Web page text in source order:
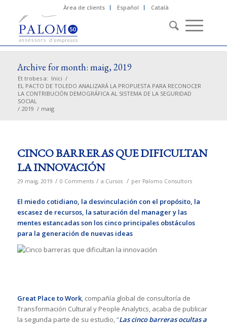
Àrea de clients Español Català
Archive for month: maig, 2019
Et trobes a: Inici /
EL PACTO DE TOLEDO ANALIZARÁ LA PROPUESTA PARA RECONOCER
LA CONTRIBUCIÓN DEMOGRÁFICA AL SISTEMA DE LA SEGURIDAD
SOCIAL
/ 2019 / maig
CINCO BARRERAS QUE DIFICULTAN
LA INNOVACIÓN
29 maig, 2019 / 0 Comments / a Cursos / per Palomo Consultors
El miedo cotidiano, la desvinculación con el propósito, la
escasez de recursos, la saturación del manager y las
mentes estancadas son los cinco principales obstáculos
para la generación de nuevas ideas
Great Place to Work, compañía global de consultoría de
Transformación Cultural y People Analytics, acaba de publicar
la segunda parte de su estudio, “Las cinco barreras ocultas a